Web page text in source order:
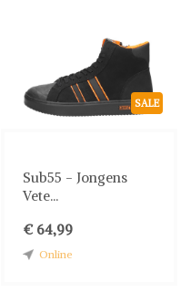
SALE
Sub55 - Jongens
Vete...
€ 64,99
Online